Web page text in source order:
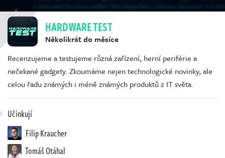
HARDWARE TEST
Několikrát do měsíce
Recenzujeme a testujeme různá zařízení, herní periférie a
nečekané gadgety. Zkoumáme nejen technologické novinky, ale
celou řadu známých i méně známých produktů z IT světa.
Učinkují
Filip Kraucher
Tomáš Otáhal